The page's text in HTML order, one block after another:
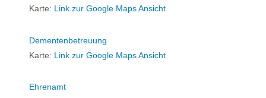
Karte: Link zur Google Maps Ansicht
Dementenbetreuung
Karte: Link zur Google Maps Ansicht
Ehrenamt